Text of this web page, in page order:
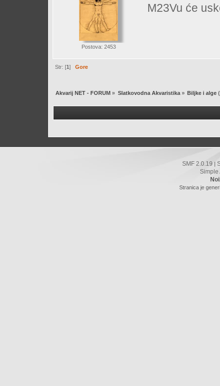
Postova: 2453
M23Vu će
Str: [1]Gore
Akvarij NET - FORUM » Slatkovodna Akvaristika» Biljke i alge
SMF 2.0.19
Simple
Stranica je